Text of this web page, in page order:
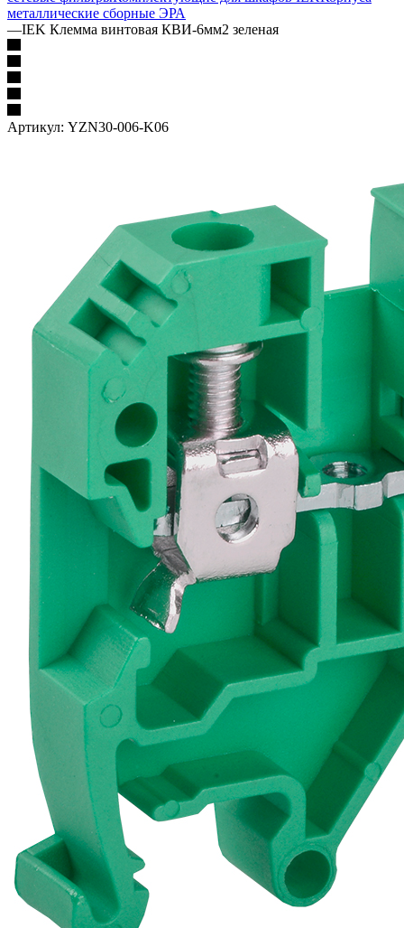
металлические сборные ЭРА
—IEK Клемма винтовая КВИ-6мм2 зеленая
Артикул: YZN30-006-K06